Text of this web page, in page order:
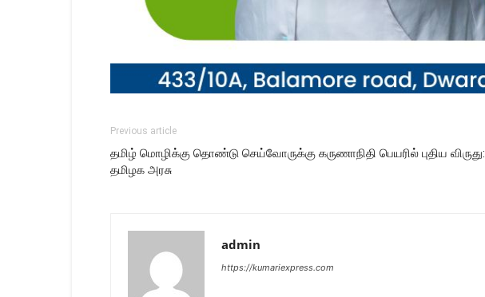
Previous article
தமிழ் மொழிக்கு தொண்டு செய்வோருக்கு கருணாநிதி பெயரில் புதிய விருது:
தமிழக அரசு
admin
https://kumariexpress.com